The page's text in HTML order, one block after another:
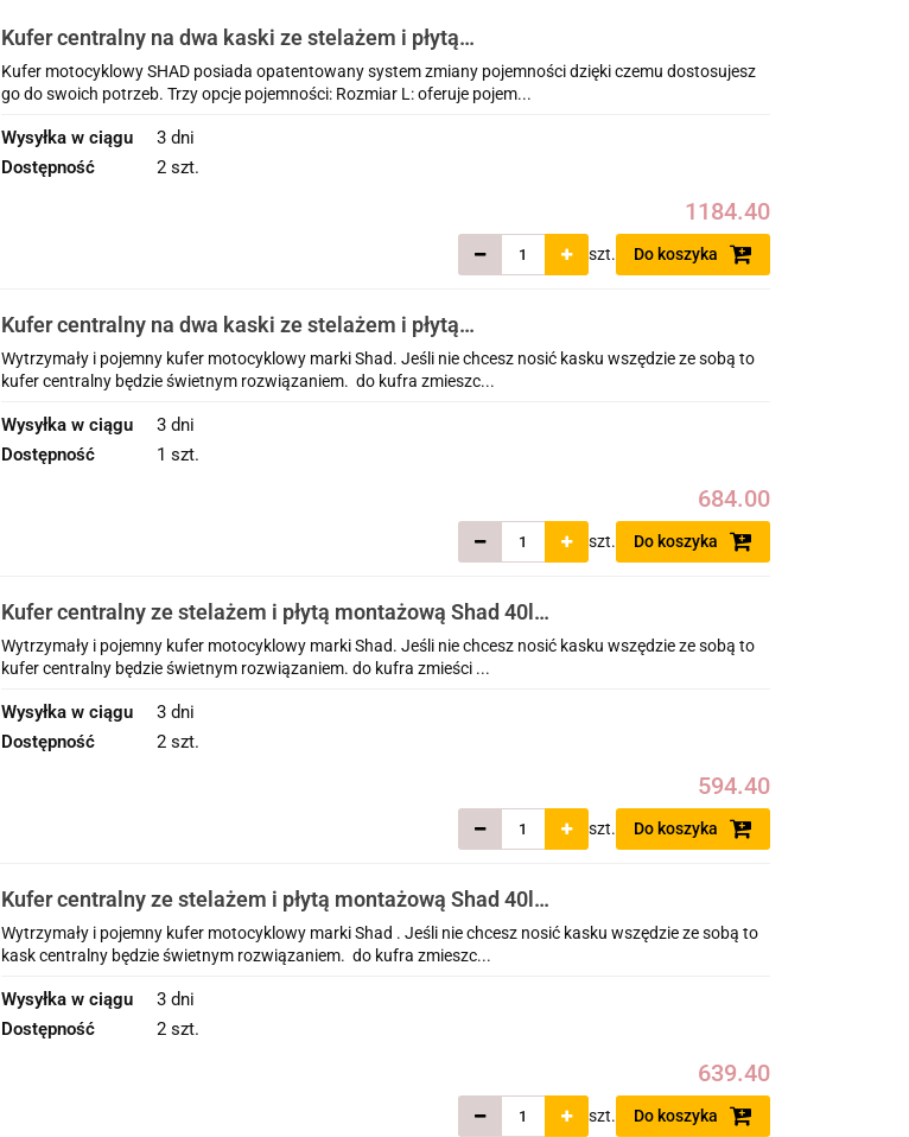
Kufer centralny na dwa kaski ze stelażem i płytą
montażową Shad 59l Yamaha FJR 1300 ( 01 - 05 )
Kufer motocyklowy SHAD posiada opatentowany system zmiany pojemności dzięki czemu dostosujesz
go do swoich potrzeb. Trzy opcje pojemności: Rozmiar L: oferuje pojem...
Wysyłka w ciągu
3 dni
Dostępność
2 szt.
1184.40
szt. Do koszyka
Kufer centralny na dwa kaski ze stelażem i płytą
montażową Shad 46l Yamaha FJR 1300 ( 01 - 05 )
Wytrzymały i pojemny kufer motocyklowy marki Shad. Jeśli nie chcesz nosić kasku wszędzie ze sobą to
kufer centralny będzie świetnym rozwiązaniem. do kufra zmieszc...
Wysyłka w ciągu
3 dni
Dostępność
1 szt.
684.00
szt. Do koszyka
Kufer centralny ze stelażem i płytą montażową Shad 40l
Yamaha FJR 1300 ( 01 - 05 )
Wytrzymały i pojemny kufer motocyklowy marki Shad. Jeśli nie chcesz nosić kasku wszędzie ze sobą to
kufer centralny będzie świetnym rozwiązaniem. do kufra zmieści ...
Wysyłka w ciągu
3 dni
Dostępność
2 szt.
594.40
szt. Do koszyka
Kufer centralny ze stelażem i płytą montażową Shad 40l
Yamaha FJR 1300 ( 01 - 05 )
Wytrzymały i pojemny kufer motocyklowy marki Shad . Jeśli nie chcesz nosić kasku wszędzie ze sobą to
kask centralny będzie świetnym rozwiązaniem. do kufra zmieszc...
Wysyłka w ciągu
3 dni
Dostępność
2 szt.
639.40
szt. Do koszyka